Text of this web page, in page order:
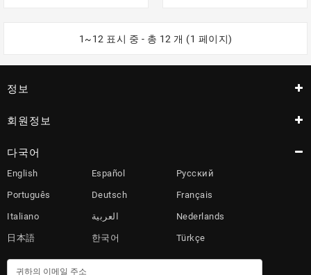
1~12 표시 중 - 총 12 개 (1 페이지)
정보
회원정보
다국어
English Español Русский
Português Deutsch Français
Italiano العربية Nederlands
日本語 한국어 Türkçe